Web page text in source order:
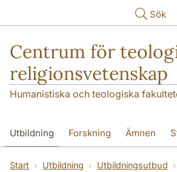
Sök
Centrum för
religionsvetenskap
Humanistiska och teologiska
Utbildning Forskning Ämnen
Institutionen
Start Utbildning Utbildningsutbud